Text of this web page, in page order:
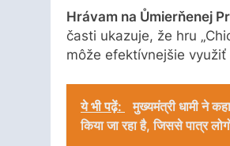
Hrávam na Ůmierňenej
časti ukazuje, že hru
môže efektívnejšie
ये भी पढ़ें:
मुख्यमंत्री धामी ने
किया जा रहा है, जिससे पात्र